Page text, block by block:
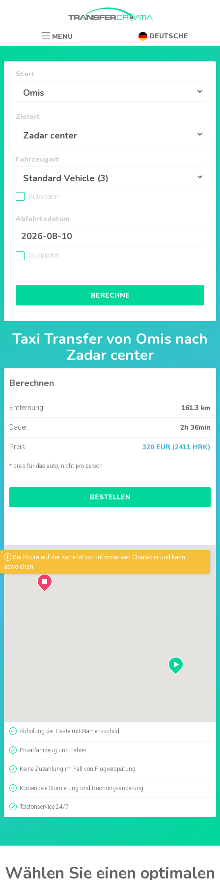
DEUTSCHE
MENU
Start
Zielort
Fahrzeugart
Autobahn
Abfahrtsdatum
Rückfahrt
BERECHNE
Taxi Transfer von Omis nach
Zadar center
Berechnen
Entfernung: 161.3 km
Dauer: 2h 36min
Preis: 320 EUR (2411 HRK)
* preis für das auto, nicht pro person
BESTELLEN
Die Route auf der Karte ist von informativen Charakter und kann
abweichen
Abholung der Gäste mit Namensschild
Privatfahrzeug und Fahrer
Keine Zuzahlung im Fall von Flugverspätung
Kostenlose Stornierung und Buchungsänderung
Telefonservice 24/7
Wählen Sie einen optimalen